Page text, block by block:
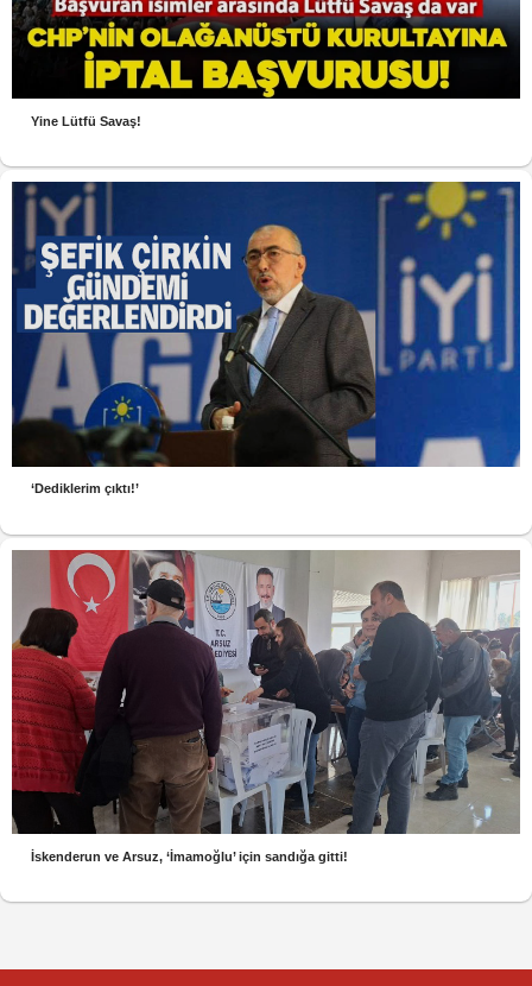
Yine Lütfü Savaş!
‘Dediklerim çıktı!’
İskenderun ve Arsuz, ‘İmamoğlu’ için sandığa gitti!